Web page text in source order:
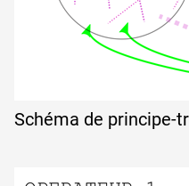
Schéma de principe-